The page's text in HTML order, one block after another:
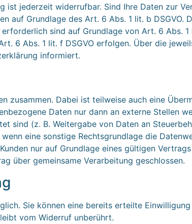
ist jederzeit widerrufbar. Sind Ihre Daten zur
auf Grundlage des Art. 6 Abs. 1 lit. b DSGVO.
sind auf Grundlage von Art. 6 Abs. 1
6 Abs. 1 lit. f DSGVO erfolgen. Über die
informiert.
zusammen. Dabei ist teilweise auch eine
Daten nur dann an externe Stellen
sind (z. B. Weitergabe von Daten an
eine sonstige Rechtsgrundlage die
nur auf Grundlage eines gültigen
über gemeinsame Verarbeitung geschlossen.
Sie können eine bereits erteilte
vom Widerruf unberührt.